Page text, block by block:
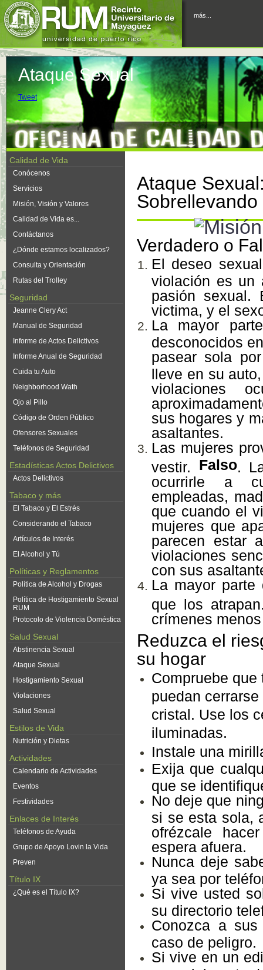
más...
Ataque Sexual
Tweet
Calidad de Vida
Conócenos
Servicios
Misión, Visión y Valores
Calidad de Vida es...
Contáctanos
¿Dónde estamos localizados?
Consulta y Orientación
Rutas del Trolley
Seguridad
Jeanne Clery Act
Manual de Seguridad
Informe de Actos Delictivos
Informe Anual de Seguridad
Cuida tu Auto
Neighborhood Wath
Ojo al Pillo
Código de Orden Público
Ofensores Sexuales
Teléfonos de Seguridad
Estadísticas Actos Delictivos
Actos Delictivos
Tabaco y más
El Tabaco y El Estrés
Considerando el Tabaco
Artículos de Interés
El Alcohol y Tú
Políticas y Reglamentos
Política de Alcohol y Drogas
Política de Hostigamiento Sexual
RUM
Protocolo de Violencia Doméstica
Salud Sexual
Abstinencia Sexual
Ataque Sexual
Hostigamiento Sexual
Violaciones
Salud Sexual
Estilos de Vida
Nutrición y Dietas
Actividades
Calendario de Actividades
Eventos
Festividades
Enlaces de Interés
Teléfonos de Ayuda
Grupo de Apoyo Lovin la Vida
Preven
Título IX
¿Qué es el Título IX?
Ataque
Verdadero o
El deseo
violación es un
pasión sexual.
victima, y el
La mayor
desconocidos
pasear sola
lleve en su
violaciones
sus hogares y
asaltantes.
Las mujeres
vestir. Falso.
ocurrirle a
empleadas,
que cuando el
mujeres que
parecen estar
violaciones
con sus
La mayor parte
que los
crímenes
Reduzca el
su hogar
Compruebe
puedan
cristal. Use los
iluminadas.
Instale una
Exija que
que se
No deje que
si se esta sola,
ofrézcale
espera afuera.
Nunca deje
ya sea por
Si vive usted
su directorio
Conozca a
caso de peligro.
Si vive en un